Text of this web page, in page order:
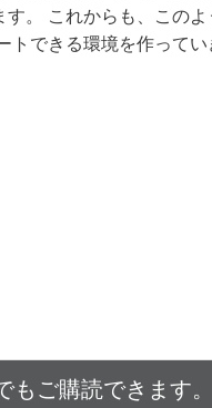
。 これからも、このよ
できる環境を作ってい
もご購読できます。